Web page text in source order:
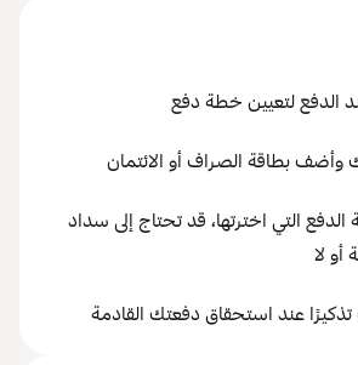
الدفع لتعيين خطة دفع
وأضف بطاقة الصراف أو الائتمان
التي اخترتها، قد تحتاج إلى سداد
أو لا
عند استحقاق دفعتك القادمة